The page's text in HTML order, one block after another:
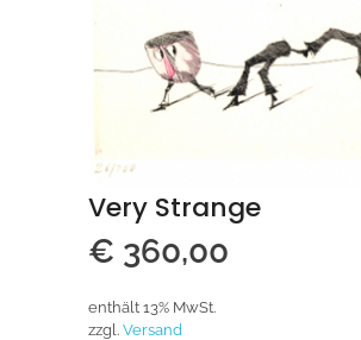
Very Strange
€ 360,00
enthält 13% MwSt.
zzgl. Versand